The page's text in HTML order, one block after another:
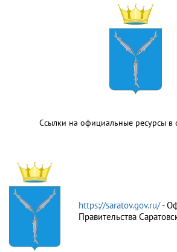
Ссылки на официальные ресурсы в
https://saratov.gov.ru/-
Правительства